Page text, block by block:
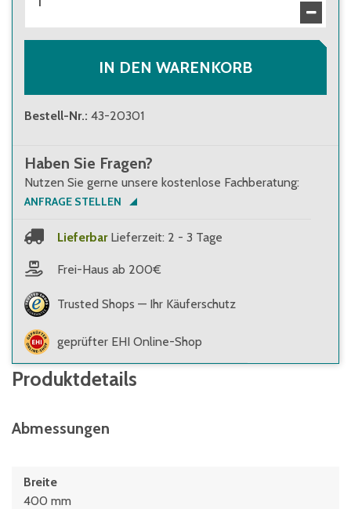
IN DEN WARENKORB
Bestell-Nr.: 43-20301
Haben Sie Fragen?
Nutzen Sie gerne unsere kostenlose Fachberatung:
ANFRAGE STELLEN
Lieferbar Lieferzeit: 2 - 3 Tage
Frei-Haus ab 200€
Trusted Shops — Ihr Käuferschutz
geprüfter EHI Online-Shop
Produktdetails
Abmessungen
Breite
400 mm